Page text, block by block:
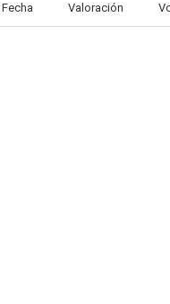
Fecha Valoración